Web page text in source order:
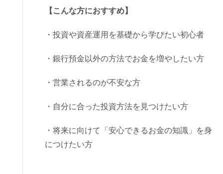
【こんな方におすすめ】
・投資や資産運用を基礎から学びたい初心者
・銀行預金以外の方法でお金を増やしたい方
・営業されるのが不安な方
・自分に合った投資方法を見つけたい方
・将来に向けて「安心できるお金の知識」を身
につけたい方